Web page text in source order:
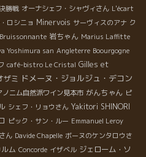
勝戦 オーナシェフ・シャヴィさん L'écart
ロシニョ Minervois サーヴィスのアナ ク
Bruissonnante 岩ちゃん Marius Laffitte
Yoshimura san Angleterre Boourgogne
café-bistro Le Cristal Gilles et
ザミ ドメーヌ・ジョルジュ・デコン
ノニム自然派ワイン見本市 がんちゃん ピ
シェフ・リョウさん Yakitori SHINORI
ピック・サン・ルー Emmanuel Leroy
ん Davide Chapelle ボーヌのケンタロウさ
ム Concorde イザベル ジェローム・ソ